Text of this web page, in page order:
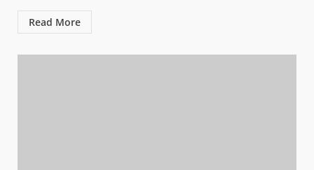
Read More